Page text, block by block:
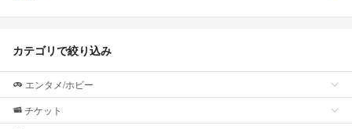
カテゴリで絞り込み
エンタメ/ホビー
チケット